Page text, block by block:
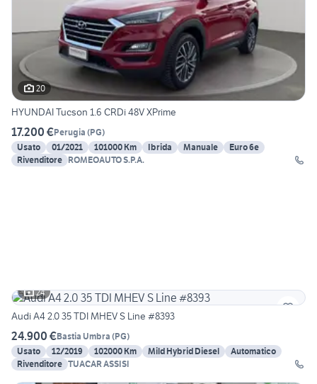
20
HYUNDAI Tucson 1.6 CRDi 48V XPrime
17.200 €Perugia (PG)
Usato
01/2021 101000 Km Ibrida Manuale
Euro 6e
Rivenditore ROMEOAUTO S.P.A.
24
Audi A4 2.0 35 TDI MHEV S Line #8393
24.900 €Bastia Umbra (PG)
Usato
12/2019 102000 Km Mild Hybrid Diesel
Automatico
Rivenditore TUACAR ASSISI